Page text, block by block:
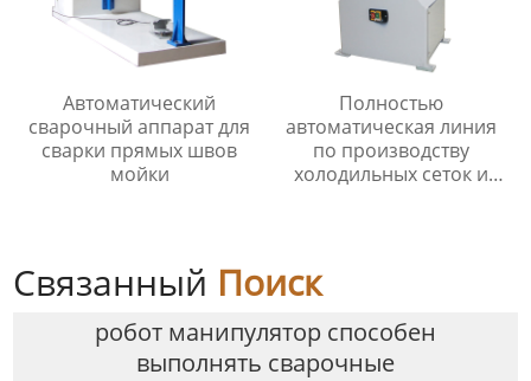
Автоматический
сварочный аппарат для
сварки прямых швов
мойки
Полностью
автоматическая линия
по производству
холодильных сеток и
Связанный Поиск
робот манипулятор способен
выполнять сварочные